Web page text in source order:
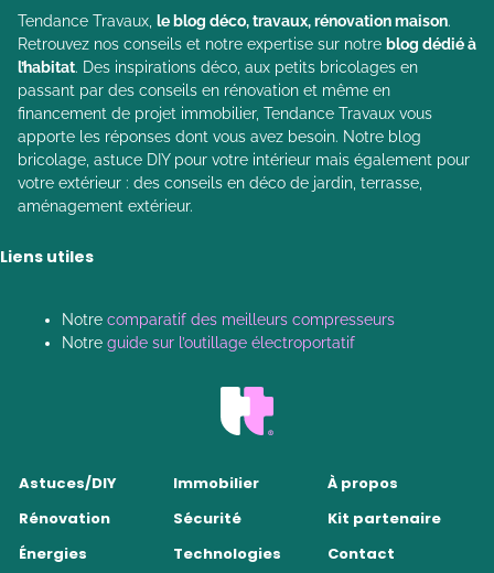
Tendance Travaux, le blog déco, travaux, rénovation maison.
Retrouvez nos conseils et notre expertise sur notre blog dédié à
l’habitat. Des inspirations déco, aux petits bricolages en
passant par des conseils en rénovation et même en
financement de projet immobilier, Tendance Travaux vous
apporte les réponses dont vous avez besoin. Notre blog
bricolage, astuce DIY pour votre intérieur mais également pour
votre extérieur : des conseils en déco de jardin, terrasse,
aménagement extérieur.
Liens utiles
Notre comparatif des meilleurs compresseurs
Notre guide sur l’outillage électroportatif
Astuces/DIY
Rénovation
Énergies
Immobilier
Sécurité
Technologies
À propos
Kit partenaire
Contact